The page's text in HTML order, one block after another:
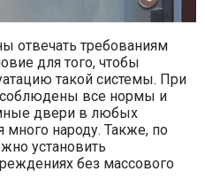
отвечать требованиям
для того, чтобы
такой системы. При
все нормы и
двери в любых
много народу. Также, по
установить
без массового